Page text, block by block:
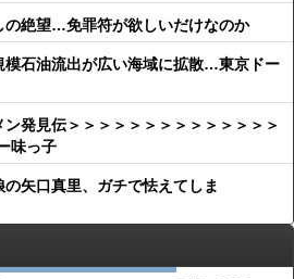
の絶望…免罪符が欲しいだけなのか
模石油流出が広い海域に拡散…東京ドー
発見伝＞＞＞＞＞＞＞＞＞＞＞＞＞＞
味っ子
の矢口真里、ガチで怯えてしま